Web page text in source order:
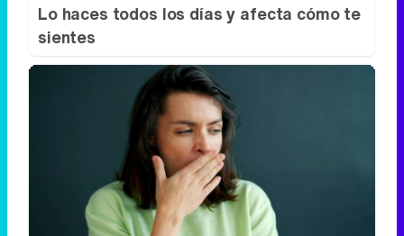
Lo haces todos los días y afecta cómo te
sientes